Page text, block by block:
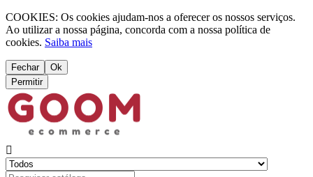
COOKIES: Os cookies ajudam-nos a oferecer os nossos serviços.
Ao utilizar a nossa página, concorda com a nossa política de
cookies. Saiba mais
Fechar
Ok
Permitir
